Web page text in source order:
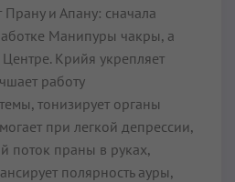
Прану и Апану: сначала
Манипуры чакры, а
Крийя укрепляет
работу
тонизирует органы
при легкой депрессии,
поток праны в руках,
полярность ауры,